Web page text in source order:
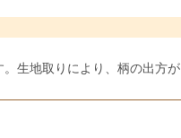
生地取りにより、柄の出方が